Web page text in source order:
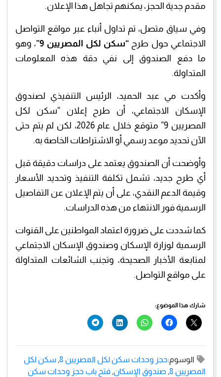
مقدم جدية الحجز، يمكنهم تجاهل هذا الإعلان.
وفي سياق متصل، تم تداول أنباء عبر مواقع التواصل
الاجتماعي حول طرح “سكن لكل المصريين 9”
، وهو
ما دفع الصندوق إلى نفي دقة هذه المعلومات
المتداولة.
وأكدت مي عبد الحميد، الرئيس التنفيذي لصندوق
الإسكان الاجتماعي، أن طرح إعلان “سكن لكل
المصريين 9” متوقع خلال عام 2026، لكن لم يتم حتى
الآن تحديد موعد رسمي أو الاشتراطات الخاصة به.
وأوضحت أن الصندوق يعتمد على دراسات دقيقة قبل
أي طرح جديد، تشمل تكلفة التنفيذ وتحديد الأسعار
وقيمة الدعم النقدي، على أن يتم الإعلان عن التفاصيل
الرسمية فور الانتهاء من هذه الدراسات.
كما شددت على ضرورة اعتماد المواطنين على القنوات
الرسمية لوزارة الإسكان وصندوق الإسكان الاجتماعي
لمتابعة الأخبار الصحيحة، وتجنب الشائعات المتداولة
على مواقع التواصل.
شارك هذا الموضوع:
الوسوم:حجز وحدات سكن لكل المصريين 8 , سكن لكل
المصريين 8
, صندوق الإسكان, فتح باب حجز وحدات سكن